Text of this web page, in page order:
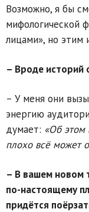
Возможно, я бы
мифологической
лицами», но этим
– Вроде историй
– У меня они
энергию
думает: «Об этом
плохо всё может
– В вашем новом
по-настоящему
придётся